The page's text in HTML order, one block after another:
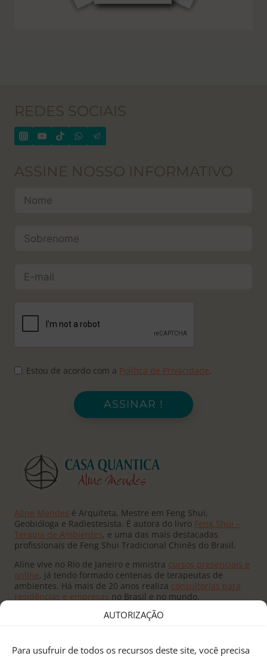
AUTORIZAÇÃO
Para usufruir de todos os recursos deste site, você precisa
REDES SOCIAIS
ASSINE NOSSO INFORMATIVO
Estou de acordo com a Política de Privacidade.
ASSINAR !
Aline Mendes é Arquiteta, Mestre em Feng Shui,
Geobióloga e Radiestesista. É autora do livro Feng Shui –
Terapia de Ambientes, e uma das mais destacadas
profissionais de Feng Shui Tradicional Chinês do Brasil.
Aline vive no Rio de Janeiro e ministra cursos presenciais e
online, já tendo formado centenas de terapeutas de
ambientes. Há mais de 20 anos realiza consultorias para
residências e empresas no Brasil e no mundo.